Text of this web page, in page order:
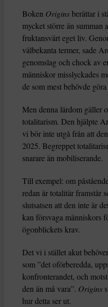
Boken Originsberättar i
mycket större än summan
fruktansvärt eget liv.
välbekanta termer, sade
genomslag och chock av
människor misslyckades
de som mest behövde
Men denna lärdom gäller
totalitarism. Den hjälpte
vi bör inte utgå från att
2025. Begreppet
snarare än mobiliserande.
Till exempel: om
redan är totalitär framstår
slutsatsen att den inte är
kan försvaga människors
ögonblickets krav.
Det vi i stället akut
som ”det oförberedda,
konfronterandet, och
den än må vara”. Origins
hur detta ser ut.